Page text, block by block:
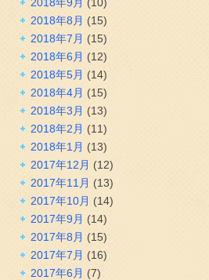
2018年8月 (15)
2018年7月 (15)
2018年6月 (12)
2018年5月 (14)
2018年4月 (15)
2018年3月 (13)
2018年2月 (11)
2018年1月 (13)
2017年12月 (12)
2017年11月 (13)
2017年10月 (14)
2017年9月 (14)
2017年8月 (15)
2017年7月 (16)
2017年6月 (7)